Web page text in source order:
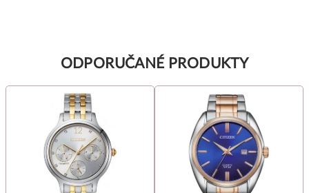
ODPORUČANÉ PRODUKTY